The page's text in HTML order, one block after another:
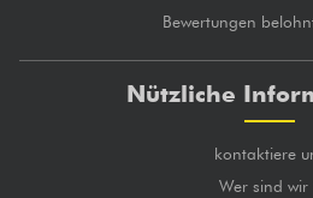
Bewertungen
Nützliche
kontaktiere
Wer sind wir